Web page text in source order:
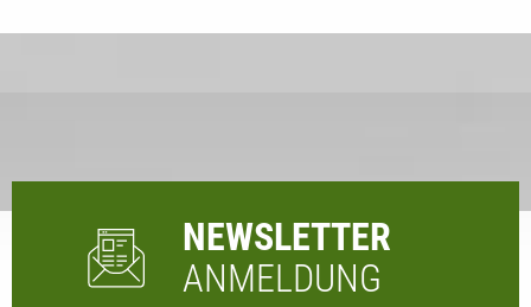
NEWSLETTER
ANMELDUNG